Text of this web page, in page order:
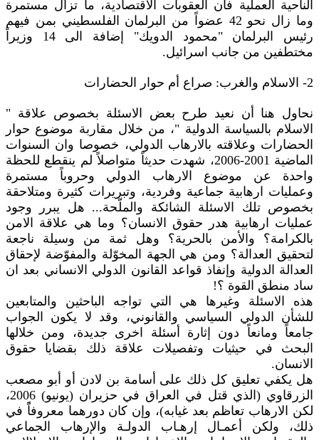
الناحية العملية فان العقوبات الاقتصادية، ما تزال مستمرة
وما زال نحو 42 عضواً من البرلمان الفلسطيني بمن فيهم
رئيس البرلمان "محمود الدويك" إضافة الى 14 وزيراً
مختطفين من جانب اسرائيل.
2- الاسلام والغرب: صراع أم حوار الحضارات
نحاول هنا أن نعيد طرح بعض الاسئلة بخصوص علاقة "
الاسلام بالسياسة الدولية "، من خلال مقاربة موضوع حوار
الحضارات وعلاقته بالارهاب الدولي، خصوصا وان السنوات
الماضية 2001-2006، شهدت حديثاً متواصلاً لم ينقطع للحظة
واحدة عن موضوع الارهاب الدولي وحروباً مستمرة
وعمليات ارهابية جماعية وفردية، وتبريرات كثيرة ومتلاحقة
بخصوص تلك الاسئلة الشائكة والملّحة... هل يبرر وجود
عمليات ارهابية هدر حقوق الانسان؟ وما هي علاقة الامن
بالكرامة؟ والأمن بالحرية؟ وهل ثمة من وسيلة ناجعة
لتحقيق العدالة؟ ومن هي الجهة المخوّلة والمفوّضة لإحقاق
العدالة الدولية وإنفاذ قواعد القانون الدولي الانساني بعد ان
ساد منطق القوة ؟!
هذه الاسئلة وغيرها هي التي تواجه الباحثين والمتابعين
للشأن الدولي السياسي والقانوني، وقد لا يكون الجواب
جامعاً ومانعاً دون إثارة أسئلة اخرى جديدة، ومن خلالها
البحث في حيثيات وتفصيلات علاقة ذلك بقضايا حقوق
الانسان.
هل يكفي تعليق كل ذلك على أسامة بن لادن أو أبو مصعب
الزرقاوي (الذي قتل في العراق في حزيران (يونيو) 2006،
لكن الارهاب تعاظم بعد غيابه)، وإن كان دورهما معروفاًً في
ذلك، ولكن أعمـال إرهـاب الدولـة والإرهاب الجماعي